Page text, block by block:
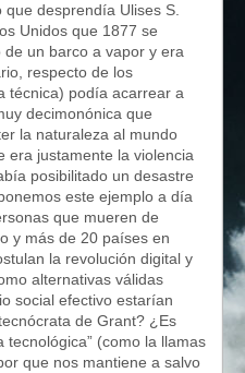
que desprendía Ulises S.
Unidos que 1877 se
un barco a vapor y era
respecto de los
técnica) podía acarrear a
decimonónica que
la naturaleza al mundo
era justamente la violencia
posibilitado un desastre
este ejemplo a día
que mueren de
y más de 20 países en
la revolución digital y
alternativas válidas
social efectivo estarían
de Grant? ¿Es
tecnológica” (como la llamas
que nos mantiene a salvo